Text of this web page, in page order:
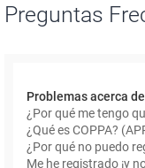
Preguntas
Problemas acerca
¿Por qué me tengo
¿Qué es COPPA?
¿Por qué no puedo
Me he registrado ¡y